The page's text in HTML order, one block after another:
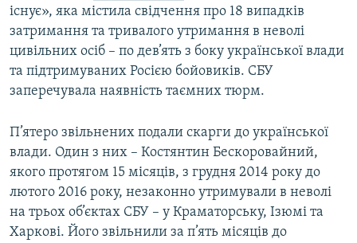
існує», яка містила свідчення про 18 випадків
затримання та тривалого утримання в неволі
цивільних осіб – по дев’ять з боку української влади
та підтримуваних Росією бойовиків. СБУ
заперечувала наявність таємних тюрм.
П’ятеро звільнених подали скарги до української
влади. Один з них – Костянтин Бескоровайний,
якого протягом 15 місяців, з грудня 2014 року до
лютого 2016 року, незаконно утримували в неволі
на трьох об’єктах СБУ – у Краматорську, Ізюмі та
Харкові. Його звільнили за п’ять місяців до